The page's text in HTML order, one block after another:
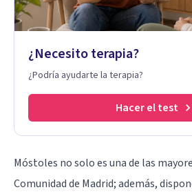
¿Necesito terapia?
¿Podría ayudarte la terapia?
Hacer el test
Móstoles no solo es una de las
Comunidad de Madrid; además,